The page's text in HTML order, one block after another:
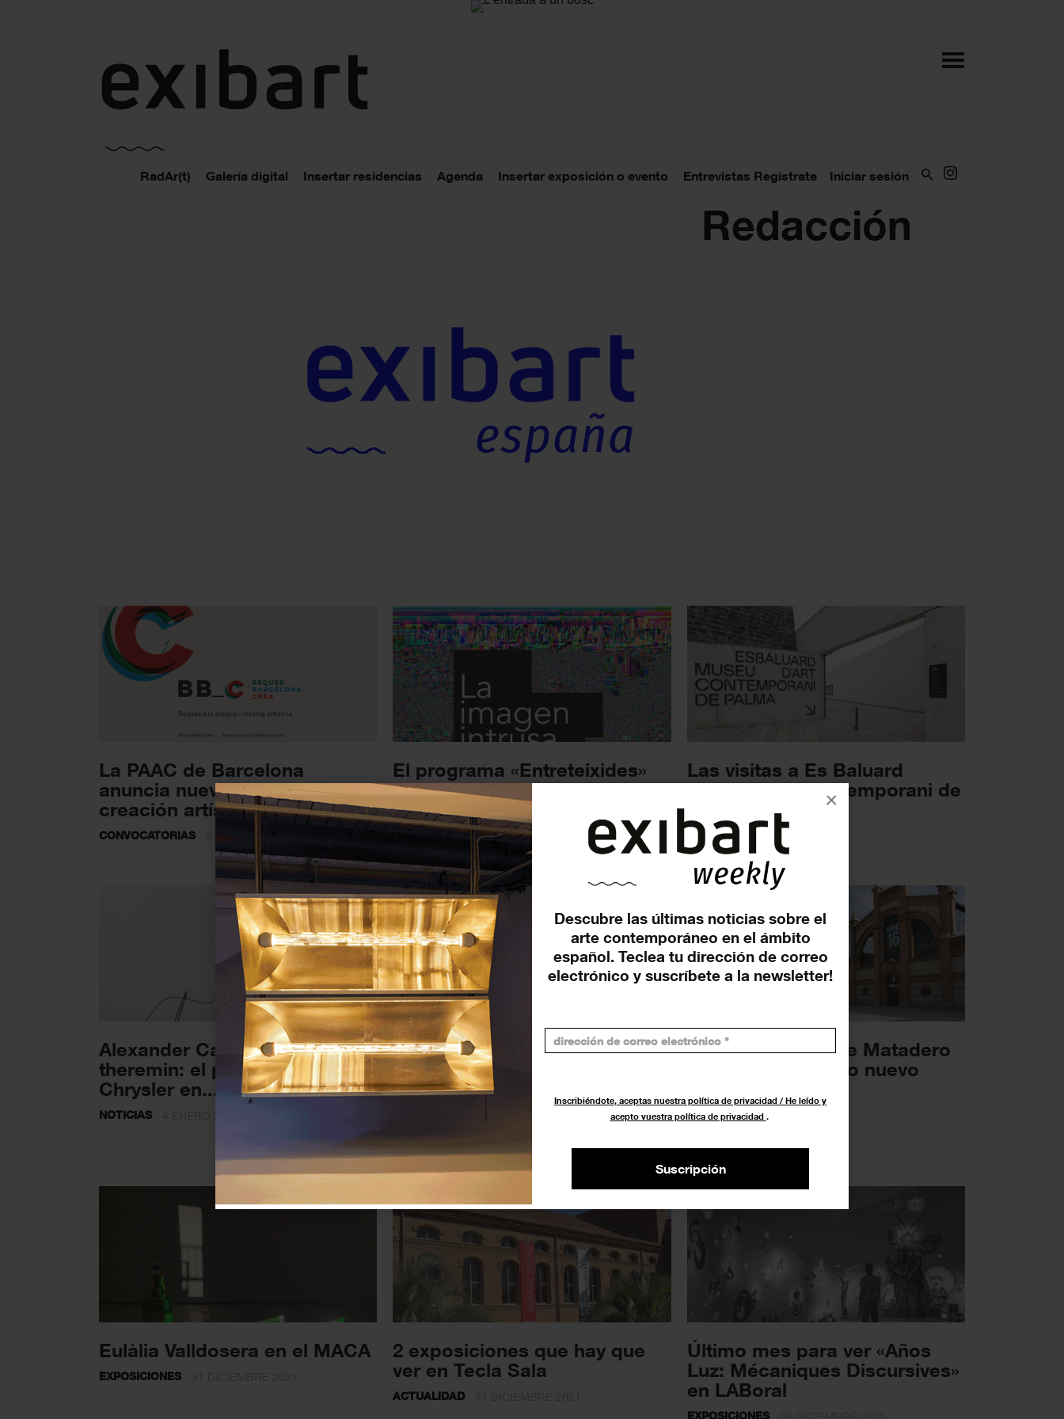
Descubre las últimas noticias sobre el
arte contemporáneo en el ámbito
español. Teclea tu dirección de correo
electrónico y suscríbete a la newsletter!
Inscribiéndote, aceptas nuestra política de privacidad / He leído y
acepto vuestra política de privacidad .
Suscripción
×
RadAr(t) Galería digital Insertar residencias Agenda Insertar exposición o evento Entrevistas Regístrate Iniciar sesión
Redacción
La PAAC de Barcelona
anuncia nuevas becas de
creación artística
CONVOCATORIAS
El programa «Entreteixides»
continúa su actividad en
Hangar.org (Barcelona)
TALLERES Y CURSOS 4 ENERO 2022
Las visitas a Es Baluard
Museu d’Art Contemporani de
Palma han...
NOTICIAS
Alexander Calder toca el
theremin: el proyecto de Dorit
Chrysler en...
NOTICIAS 4 ENERO 2022
Falta un mes para inscribirse
en la convocatoria curatorial
del SAC
CONVOCATORIAS 3 ENERO 2022
Las actividades de Matadero
Madrid para el año nuevo
ACTUALIDAD 3 ENERO 2022
Eulàlia Valldosera en el MACA
EXPOSICIONES
2 exposiciones que hay que
ver en Tecla Sala
ACTUALIDAD
Último mes para ver «Años
Luz: Mécaniques Discursives»
en LABoral
EXPOSICIONES